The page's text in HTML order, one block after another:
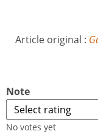
Article original :
Note
No votes yet